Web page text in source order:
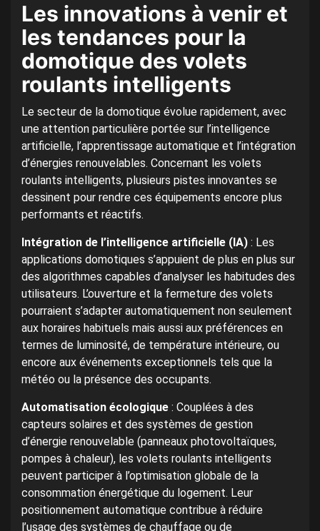
Les innovations à venir et
les tendances pour la
domotique des volets
roulants intelligents
Le secteur de la domotique évolue rapidement, avec
une attention particulière portée sur l’intelligence
artificielle, l’apprentissage automatique et l’intégration
d’énergies renouvelables. Concernant les volets
roulants intelligents, plusieurs pistes innovantes se
dessinent pour rendre ces équipements encore plus
performants et réactifs.
Intégration de l’intelligence artificielle (IA) : Les
applications domotiques s’appuient de plus en plus sur
des algorithmes capables d’analyser les habitudes des
utilisateurs. L’ouverture et la fermeture des volets
pourraient s’adapter automatiquement non seulement
aux horaires habituels mais aussi aux préférences en
termes de luminosité, de température intérieure, ou
encore aux événements exceptionnels tels que la
météo ou la présence des occupants.
Automatisation écologique : Couplées à des
capteurs solaires et des systèmes de gestion
d’énergie renouvelable (panneaux photovoltaïques,
pompes à chaleur), les volets roulants intelligents
peuvent participer à l’optimisation globale de la
consommation énergétique du logement. Leur
positionnement automatique contribue à réduire
l’usage des systèmes de chauffage ou de